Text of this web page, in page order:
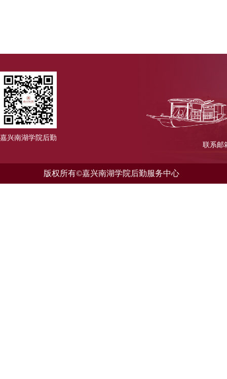
嘉兴南湖学院后勤
联系邮
版权所有©嘉兴南湖学院后勤服务中心